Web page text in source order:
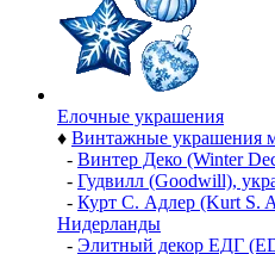
Елочные украшения
♦ Винтажные украшения
- Винтер Деко (Winter
- Гудвилл (Goodwill),
- Курт С. Адлер (Kurt S.
Нидерланды
- Элитный декор ЕДГ